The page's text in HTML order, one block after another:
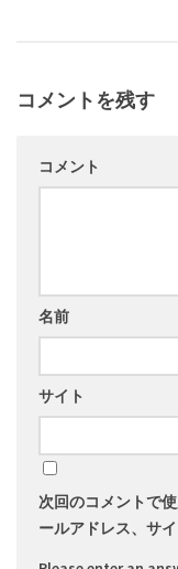
コメントを残す
コメント
名前
サイト
次回のコメントで
ールアドレス、サイ